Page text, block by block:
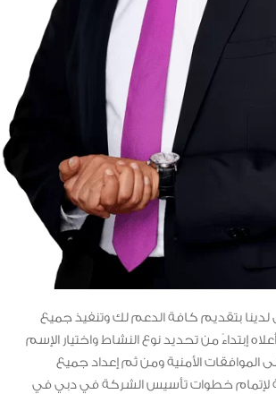
بتقديم كافة الدعم لك وتنفيذ جميع
إبتداءً من تحديد نوع النشاط واختيار الإسم
الموافقات الأمنية ومن ثم إعداد جميع
لإتمام خطوات تأسيس الشركة في دبي في